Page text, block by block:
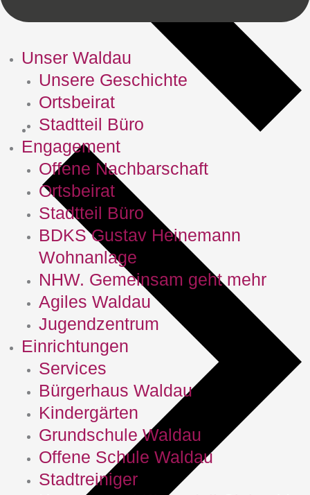
Unser Waldau
Unsere Geschichte
Ortsbeirat
Stadtteil Büro
Engagement
Offene Nachbarschaft
Ortsbeirat
Stadtteil Büro
BDKS Gustav Heinemann
Wohnanlage
NHW. Gemeinsam geht mehr
Agiles Waldau
Jugendzentrum
Einrichtungen
Services
Bürgerhaus Waldau
Kindergärten
Grundschule Waldau
Offene Schule Waldau
Stadtreiniger